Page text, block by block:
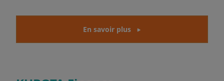
En savoir plus